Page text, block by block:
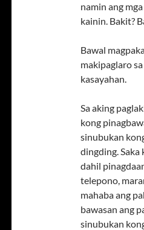
namin ang
kainin. Bakit?
Bawal
makipaglaro
kasayahan.
Sa aking
kong
sinubukan
dingding. Saka
dahil
telepono,
mahaba ang
bawasan ang
sinubukan